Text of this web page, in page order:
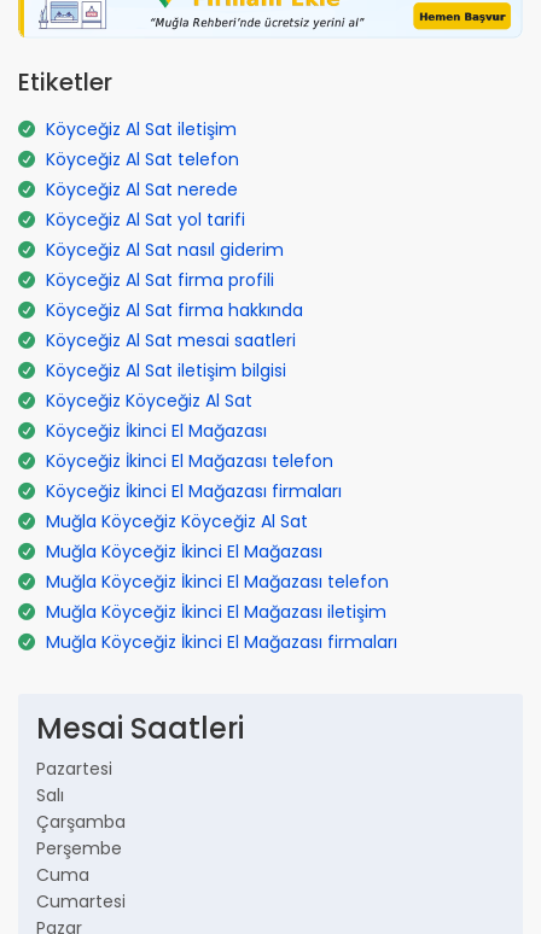
Etiketler
Köyceğiz Al Sat iletişim
Köyceğiz Al Sat telefon
Köyceğiz Al Sat nerede
Köyceğiz Al Sat yol tarifi
Köyceğiz Al Sat nasıl giderim
Köyceğiz Al Sat firma profili
Köyceğiz Al Sat firma hakkında
Köyceğiz Al Sat mesai saatleri
Köyceğiz Al Sat iletişim bilgisi
Köyceğiz Köyceğiz Al Sat
Köyceğiz İkinci El Mağazası
Köyceğiz İkinci El Mağazası telefon
Köyceğiz İkinci El Mağazası firmaları
Muğla Köyceğiz Köyceğiz Al Sat
Muğla Köyceğiz İkinci El Mağazası
Muğla Köyceğiz İkinci El Mağazası telefon
Muğla Köyceğiz İkinci El Mağazası iletişim
Muğla Köyceğiz İkinci El Mağazası firmaları
Mesai Saatleri
Pazartesi
Salı
Çarşamba
Perşembe
Cuma
Cumartesi
Pazar